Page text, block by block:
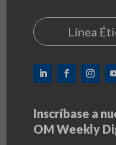
Línea
Inscríbase a
OM Weekly